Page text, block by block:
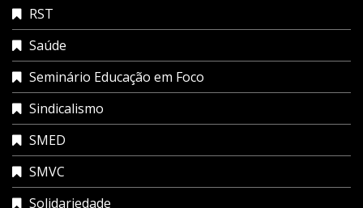
RST
Saúde
Seminário Educação em Foco
Sindicalismo
SMED
SMVC
Solidariedade